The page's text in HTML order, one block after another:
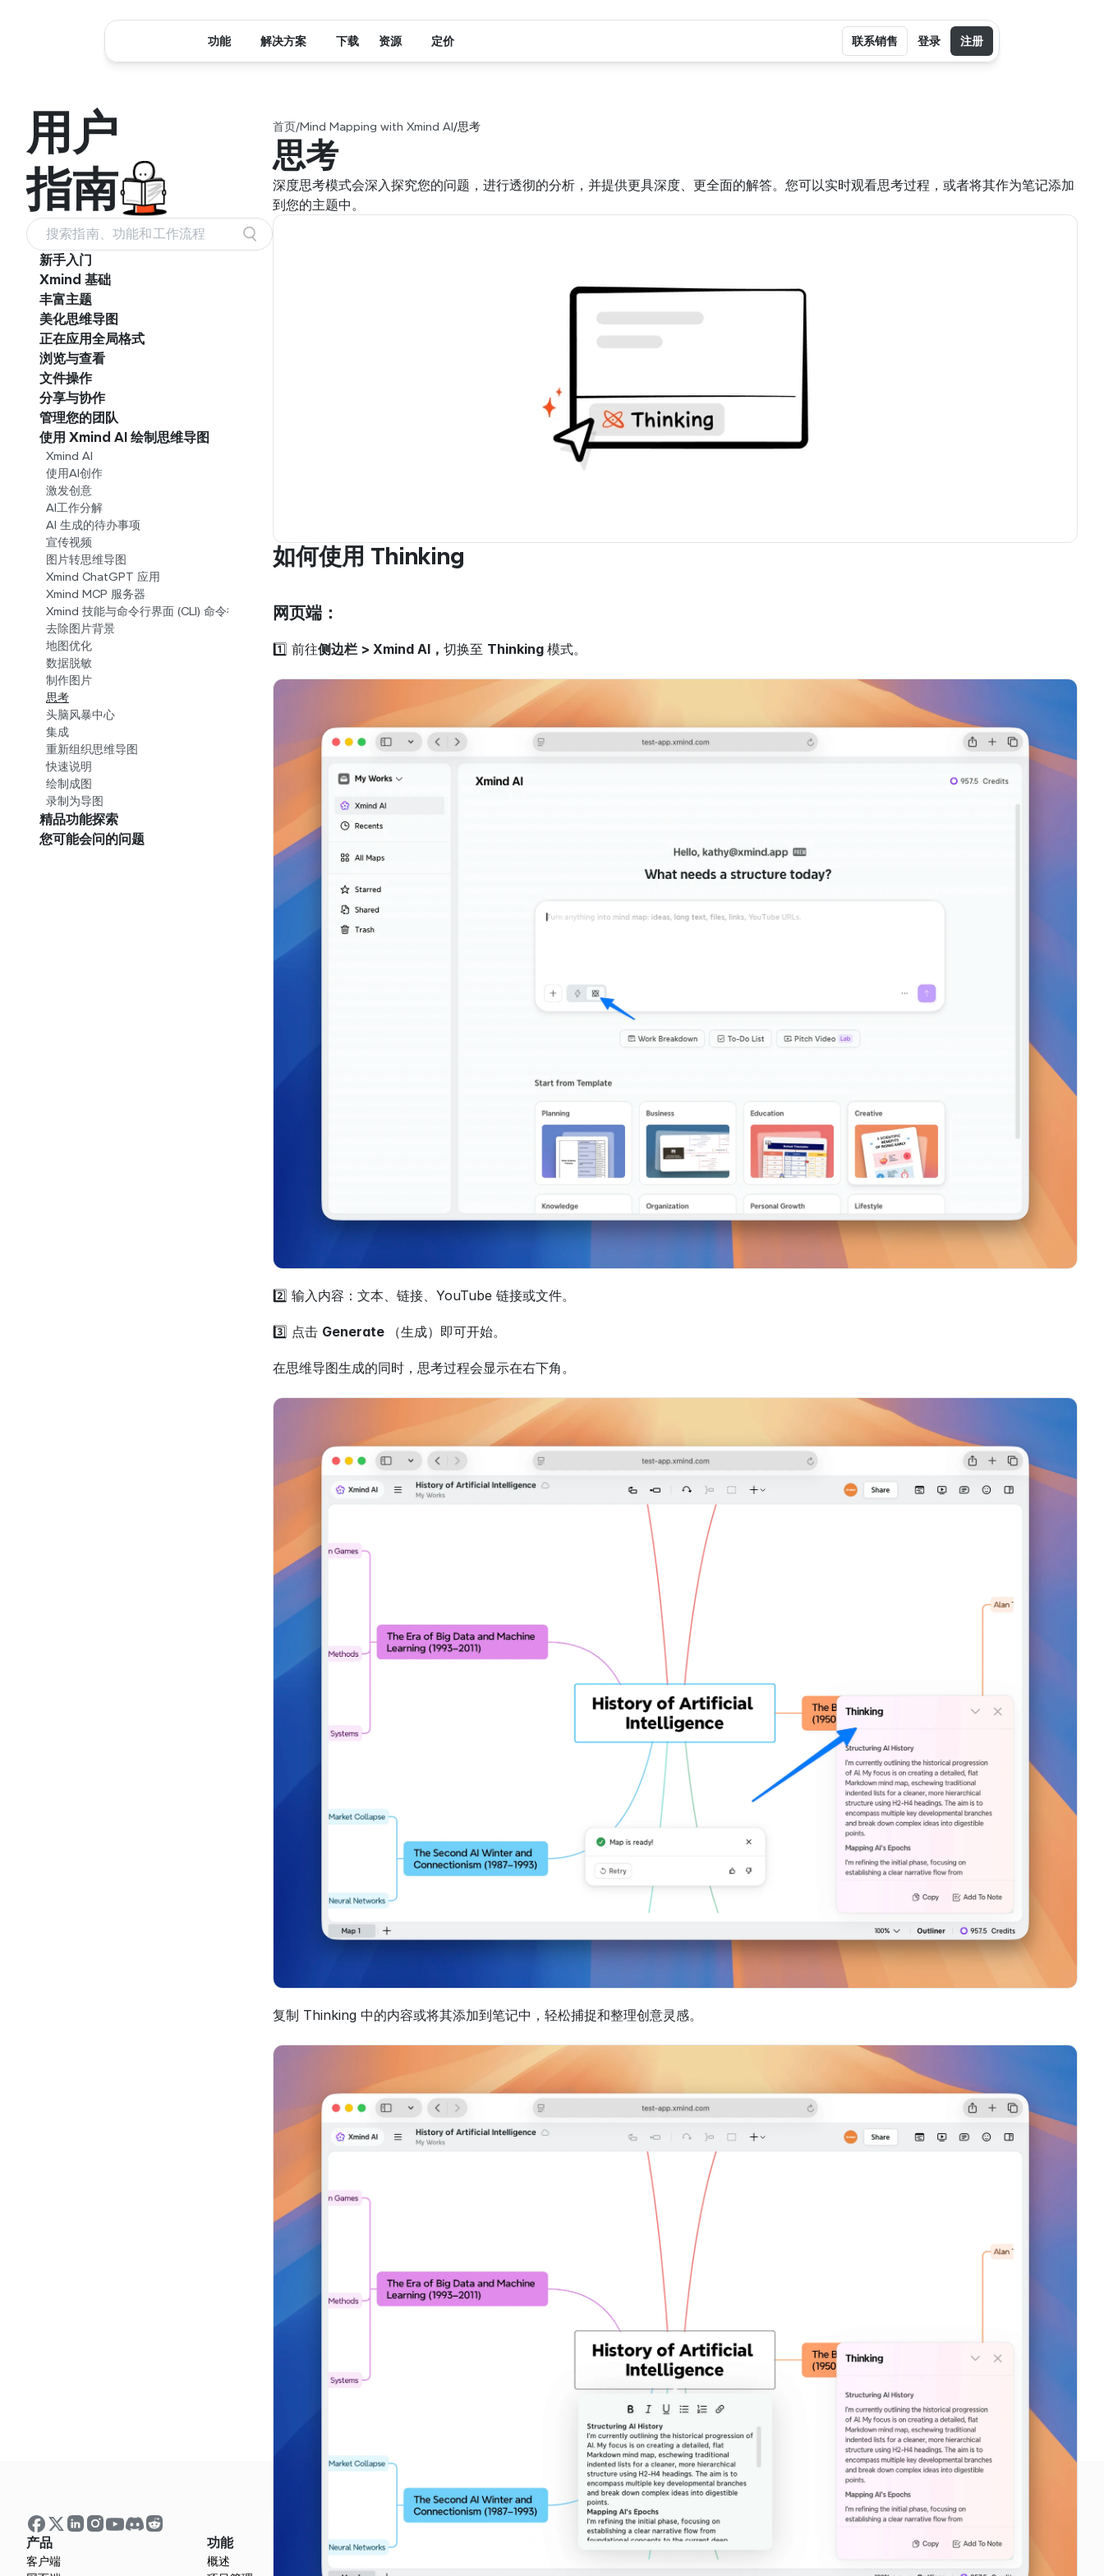
用户
指南
搜索指南、功能和工作流程
新手入门
Xmind 基础
丰富主题
美化思维导图
正在应用全局格式
浏览与查看
文件操作
分享与协作
管理您的团队
使用 Xmind AI 绘制思维导图
Xmind AI
使用AI创作
激发创意
AI工作分解
AI 生成的待办事项
宣传视频
图片转思维导图
Xmind ChatGPT 应用
Xmind MCP 服务器
Xmind 技能与命令行界面 (CLI) 命令行工具)
去除图片背景
地图优化
数据脱敏
制作图片
思考
头脑风暴中心
集成
重新组织思维导图
快速说明
绘制成图
录制为导图
精品功能探索
您可能会问的问题
首页/Mind Mapping with Xmind AI /思考
思考
深度思考模式会深入探究您的问题，进行透彻的分析，并提供更具深度、更全面的解答。您可以实时观看思考过程，或者将其作为笔记添加
到您的主题中。
如何使用 Thinking
网页端：
1️⃣ 前往侧边栏 > Xmind AI， 切换至 Thinking 模式。
2️⃣ 输入内容：文本、链接、YouTube 链接或文件。
3️⃣ 点击 Generate （生成）即可开始。
在思维导图生成的同时，思考过程会显示在右下角。
复制 Thinking 中的内容或将其添加到笔记中，轻松捕捉和整理创意灵感。
产品
客户端
功能
概述
比较 项目 定价与方案
功能 解决方案 下载 资源 定价 联系销售 登录 注册